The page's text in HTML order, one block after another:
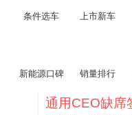
条件选车 上市新车
新能源口碑 销量排行